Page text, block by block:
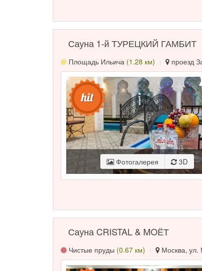
Сауна 1-й ТУРЕЦКИЙ ГАМБИТ
Площадь Ильича (1.28 км) проезд
Фотогалерея 3D
Сауна CRISTAL & MOЁТ
Чистые пруды (0.67 км) Москва, ул.